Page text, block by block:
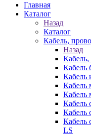
Главная
Каталог
Назад
Каталог
Кабель,
Назад
Кабель
Кабель
LS